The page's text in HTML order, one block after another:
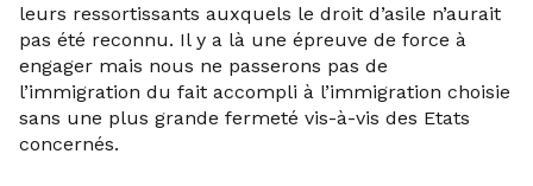
leurs ressortissants auxquels le droit d’asile n’aurait
pas été reconnu. Il y a là une épreuve de force à
engager mais nous ne passerons pas de
l’immigration du fait accompli à l’immigration choisie
sans une plus grande fermeté vis-à-vis des Etats
concernés.